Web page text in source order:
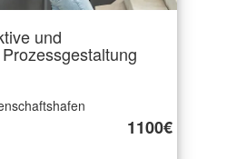
und
1100€